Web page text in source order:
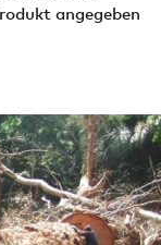
angegeben